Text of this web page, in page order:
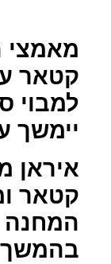
מאמצי
קטאר
למבוי
יימשך
איראן
קטאר
המחנה